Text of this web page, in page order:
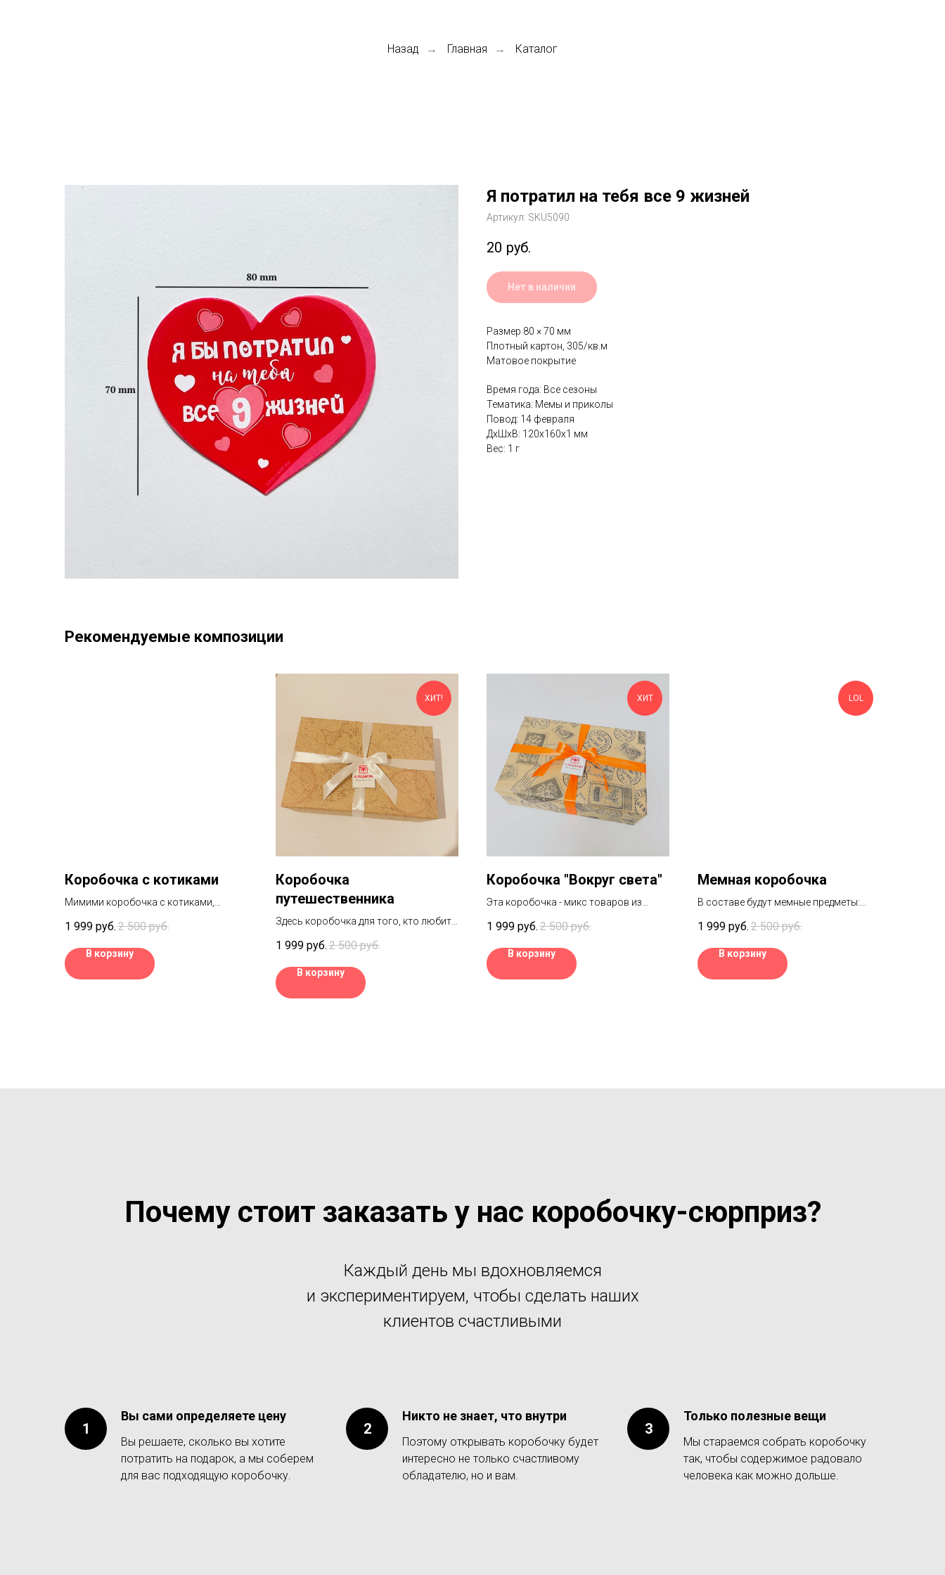
Назад → Главная → Каталог
Я потратил на тебя все 9 жизней
Артикул: SKU5090
20 руб.
Нет в наличии
Размер 80 × 70 мм
Плотный картон, 305/кв.м
Матовое покрытие
Время года: Все сезоны
Тематика: Мемы и приколы
Повод: 14 февраля
ДxШxВ: 120x160x1 мм
Вес: 1 г
Рекомендуемые композиции
Коробочка с котиками
Мимими коробочка с котиками,
принтами, украшения, даже вкусняшки
- все будет с котиками, кошками,
котятами и кисоньками.
1 999 руб. 2 500 руб.
В корзину
ХИТ!
Коробочка
путешественника
Здесь коробочка для того, кто любит
самолетом, бродить по городам,
валяться на пляже и делать
культурные открытия. Здесь могут
быть предметы, которые пригодятся в
1 999 руб. 2 500 руб.
В корзину
ХИТ
Коробочка "Вокруг света"
Эта коробочка - микс товаров из
привезти что-нибудь памятное из
мест, где бываем мы или наши друзья.
В составе гарантировано будут
продукты, произведенные в других
1 999 руб. 2 500 руб.
В корзину
LOL
Мемная коробочка
В составе будут мемные предметы:
канцелярские товары, игрушки,
настолки (те самые из тиктока), могут
быть открытки, наклейки, смешные
носочки, даже вкусняшки в виде
1 999 руб. 2 500 руб.
В корзину
Почему стоит заказать у нас коробочку-сюрприз?
Каждый день мы вдохновляемся
и экспериментируем, чтобы сделать наших
клиентов счастливыми
Вы сами определяете цену
Вы решаете, сколько вы хотите
потратить на подарок, а мы соберем
для вас подходящую коробочку.
Никто не знает, что внутри
Поэтому открывать коробочку будет
интересно не только счастливому
обладателю, но и вам.
Только полезные вещи
Мы стараемся собрать коробочку
так, чтобы содержимое радовало
человека как можно дольше.